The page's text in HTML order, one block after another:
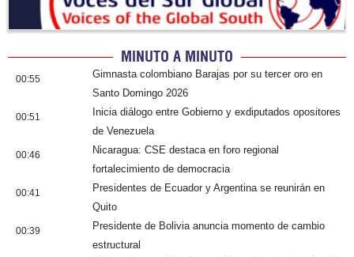
MINUTO A MINUTO
00:55
Gimnasta colombiano Barajas por su tercer oro en
Santo Domingo 2026
00:51
Inicia diálogo entre Gobierno y exdiputados opositores
de Venezuela
00:46
Nicaragua: CSE destaca en foro regional
fortalecimiento de democracia
00:41
Presidentes de Ecuador y Argentina se reunirán en
Quito
00:39
Presidente de Bolivia anuncia momento de cambio
estructural